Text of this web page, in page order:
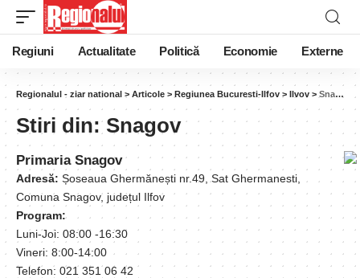
Regiuni Actualitate Politică Economie Externe
Regionalul - ziar national > Articole > Regiunea Bucuresti-Ilfov > Ilvov > Snagov
Stiri din:Snagov
Primaria Snagov
Adresă: Șoseaua Ghermănești nr.49, Sat Ghermanesti,
Comuna Snagov, județul Ilfov
Program:
Luni-Joi: 08:00 -16:30
Vineri: 8:00-14:00
Telefon: 021 351 06 42